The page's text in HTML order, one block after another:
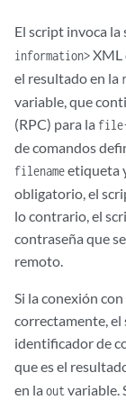
El script invoca
information>XML
el resultado en la
variable, que
(RPC) para la
de comandos
filenameetiqueta
obligatorio, el
lo contrario, el
contraseña que
remoto.
Si la conexión
correctamente, el
identificador de
que es el
en la outvariable.